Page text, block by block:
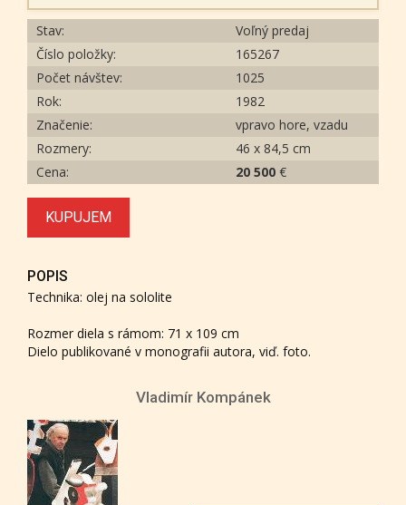
Stav:
Voľný predaj
Číslo položky:
165267
Počet návštev:
1025
Rok:
1982
Značenie:
vpravo hore, vzadu
Rozmery:
46 x 84,5 cm
Cena:
20 500 €
KUPUJEM
POPIS
Technika: olej na sololite
Rozmer diela s rámom: 71 x 109 cm
Dielo publikované v monografii autora, viď. foto.
Vladimír Kompánek